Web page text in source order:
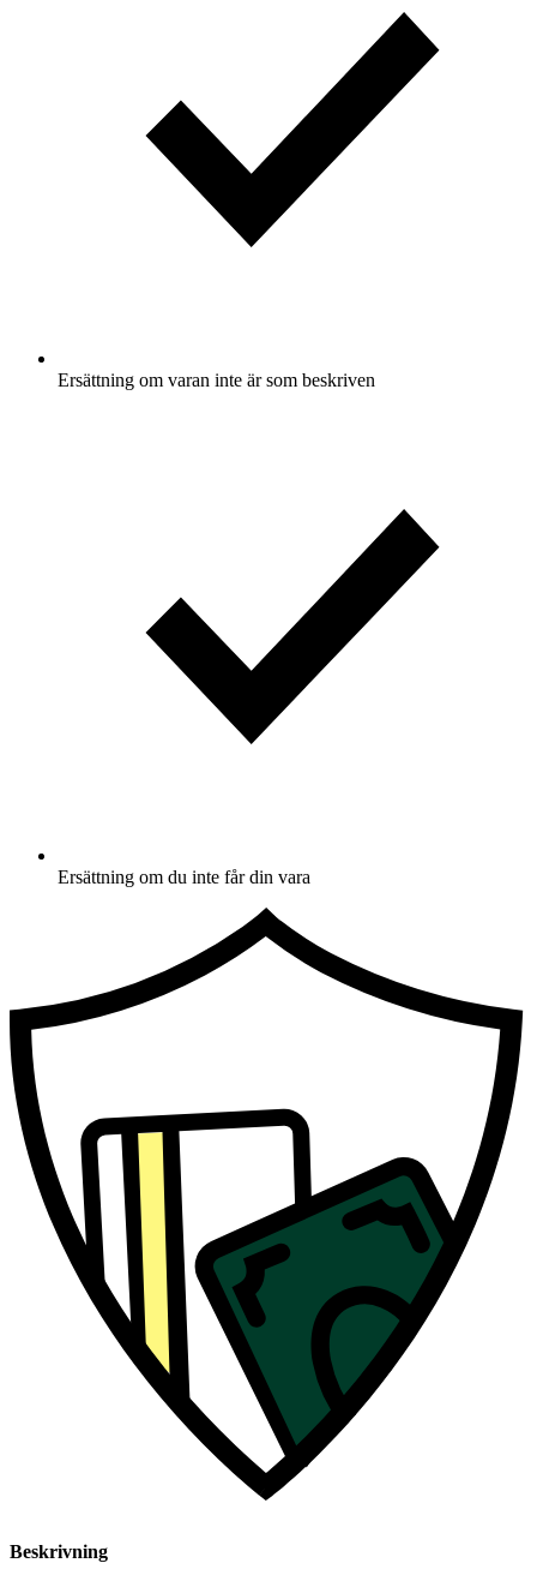
Ersättning om varan inte är som beskriven
Ersättning om du inte får din vara
Beskrivning